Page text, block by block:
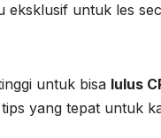
eksklusif untuk les
untuk bisa lulus
yang tepat untuk